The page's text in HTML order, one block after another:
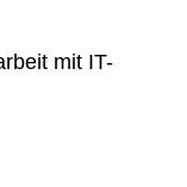
mit IT-